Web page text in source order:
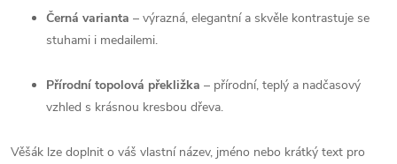
Černá varianta – výrazná, elegantní a skvěle kontrastuje se
stuhami i medailemi.
Přírodní topolová překližka – přírodní, teplý a nadčasový
vzhled s krásnou kresbou dřeva.
Věšák lze doplnit o váš vlastní název, jméno nebo krátký text pro